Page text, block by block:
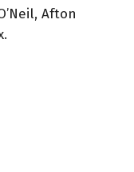
Afton